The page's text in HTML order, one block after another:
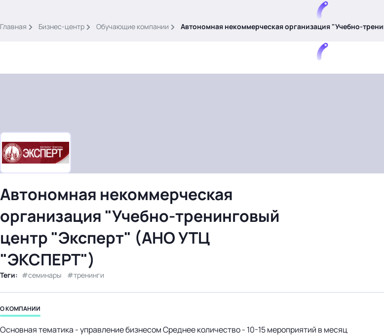
Войти
картина дня
материалы
события
бизнес-центр
Главная Бизнес-центр Обучающие компании Автономная некоммерческая организация "Учебно-
Автономная некоммерческая
организация "Учебно-тренинговый
центр "Эксперт" (АНО УТЦ
"ЭКСПЕРТ")
Теги: семинары тренинги
О КОМПАНИИ
Основная тематика - управление бизнесом Среднее количество - 10-15 мероприятий в месяц